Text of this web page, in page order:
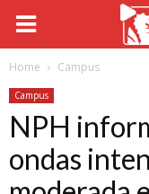
Home Campus
Campus
NPH
ondas